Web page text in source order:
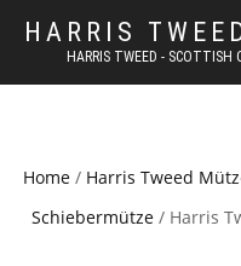
HARRIS
HARRIS TWEED - SCOTTISH
Home/ Harris Tweed
Schiebermütze/ Harris